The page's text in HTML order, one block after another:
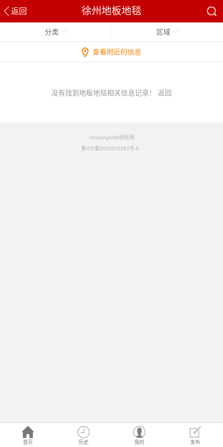
返回 徐州地板地毯
首页 历史 我的 发布
分类 区域
查看附近的信息
没有找到地板地毯相关信息记录！ 返回
©copyright88便民网
鲁ICP备2025202282号-6